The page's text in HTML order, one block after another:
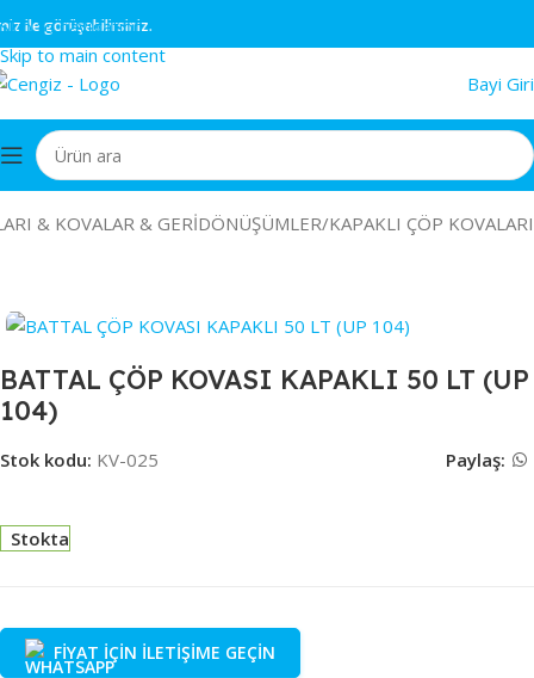
Skip to navigation
Skip to main content
ile görüşebilirsiniz.
Bayi
& KOVALAR & GERİDÖNÜŞÜMLER/KAPAKLI ÇÖP KOVALARI
BATTAL ÇÖP KOVASI KAPAKLI 50 LT (UP
104)
Stok kodu: KV-025 Paylaş:
Stokta
FİYAT İÇİN İLETİŞİME GEÇİN